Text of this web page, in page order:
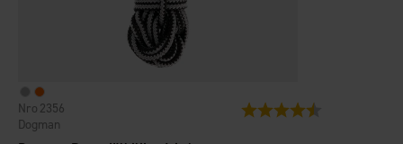
Dogman
2356 Arvio: